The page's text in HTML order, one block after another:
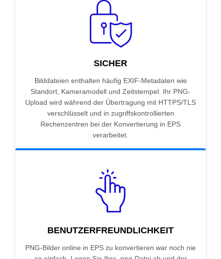
SICHER
Bilddateien enthalten häufig EXIF-Metadaten wie
Standort, Kameramodell und Zeitstempel. Ihr PNG-
Upload wird während der Übertragung mit HTTPS/TLS
verschlüsselt und in zugriffskontrollierten
Rechenzentren bei der Konvertierung in EPS
verarbeitet.
BENUTZERFREUNDLICHKEIT
PNG-Bilder online in EPS zu konvertieren war noch nie